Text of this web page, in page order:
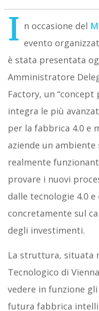
I n occasione del
evento
è stata presentata
Amministratore
Factory, un “concept
integra le più
per la fabbrica 4.0 e
aziende un
realmente
provare i nuovi
dalle tecnologie 4.0
concretamente sul
degli investimenti.
La struttura, situata
Tecnologico di
vedere in funzione
futura fabbrica